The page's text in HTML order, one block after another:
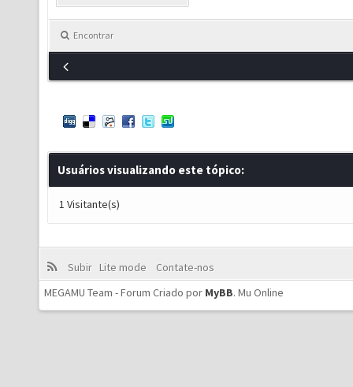
Encontrar
Usuários visualizando este tópico:
1 Visitante(s)
Subir Lite mode
Contate-nos
MEGAMU Team - Forum Criado por MyBB. Mu Online